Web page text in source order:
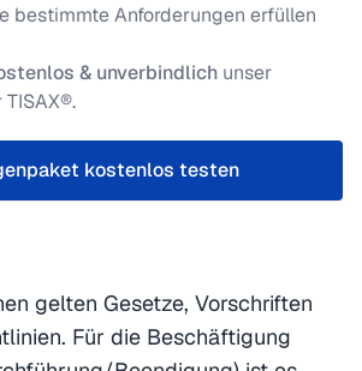
bestimmte Anforderungen erfüllen
& unverbindlich unser
kostenlos testen
gelten Gesetze, Vorschriften
Für die Beschäftigung